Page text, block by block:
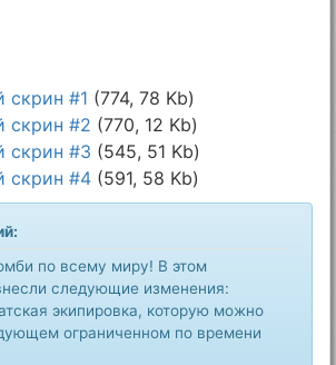
скрин #1 (774, 78 Kb)
скрин #2 (770, 12 Kb)
скрин #3 (545, 51 Kb)
скрин #4 (591, 58 Kb)
по всему миру! В этом
следующие изменения:
экипировка, которую можно
ограниченном по времени